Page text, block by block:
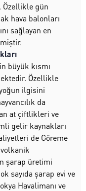
Özellikle gün
hava balonları
sağlayan en
büyük kısmı
Özellikle
ilgisini
da
at çiftlikleri ve
gelir kaynakları
de Göreme
volkanik
şarap üretimi
sayıda şarap evi ve
Havalimanı ve